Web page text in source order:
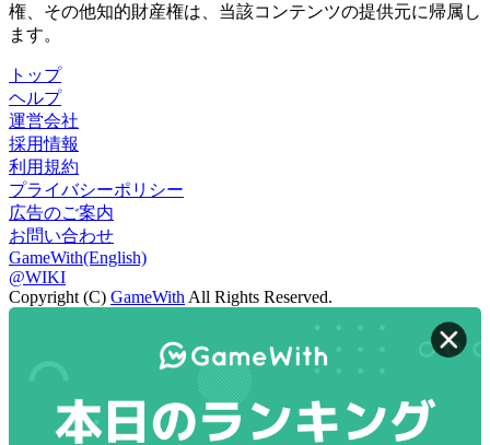
権、その他知的財産権は、当該コンテンツの提供元に帰属し
ます。
トップ
ヘルプ
運営会社
採用情報
利用規約
プライバシーポリシー
広告のご案内
お問い合わせ
GameWith(English)
@WIKI
Copyright (C) GameWith All Rights Reserved.